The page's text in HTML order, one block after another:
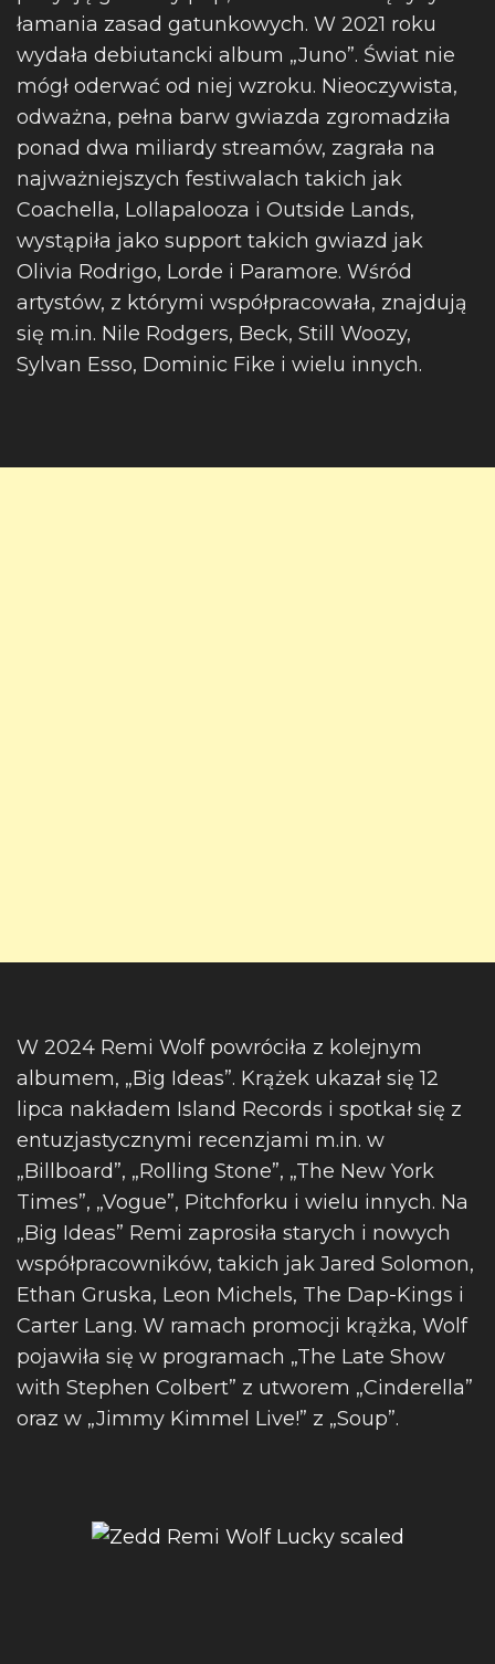
łamania zasad gatunkowych. W 2021 roku
wydała debiutancki album „Juno”. Świat nie
mógł oderwać od niej wzroku. Nieoczywista,
odważna, pełna barw gwiazda zgromadziła
ponad dwa miliardy streamów, zagrała na
najważniejszych festiwalach takich jak
Coachella, Lollapalooza i Outside Lands,
wystąpiła jako support takich gwiazd jak
Olivia Rodrigo, Lorde i Paramore. Wśród
artystów, z którymi współpracowała, znajdują
się m.in. Nile Rodgers, Beck, Still Woozy,
Sylvan Esso, Dominic Fike i wielu innych.
W 2024 Remi Wolf powróciła z kolejnym
albumem, „Big Ideas”. Krążek ukazał się 12
lipca nakładem Island Records i spotkał się z
entuzjastycznymi recenzjami m.in. w
„Billboard”, „Rolling Stone”, „The New York
Times”, „Vogue”, Pitchforku i wielu innych. Na
„Big Ideas” Remi zaprosiła starych i nowych
współpracowników, takich jak Jared Solomon,
Ethan Gruska, Leon Michels, The Dap-Kings i
Carter Lang. W ramach promocji krążka, Wolf
pojawiła się w programach „The Late Show
with Stephen Colbert” z utworem „Cinderella”
oraz w „Jimmy Kimmel Live!” z „Soup”.